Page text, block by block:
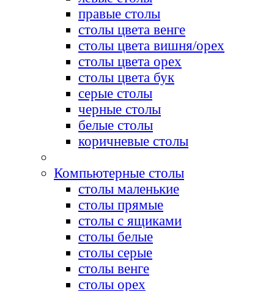
правые столы
столы цвета венге
столы цвета вишня/орех
столы цвета орех
столы цвета бук
серые столы
черные столы
белые столы
коричневые столы
Компьютерные столы
столы маленькие
столы прямые
столы с ящиками
столы белые
столы серые
столы венге
столы орех